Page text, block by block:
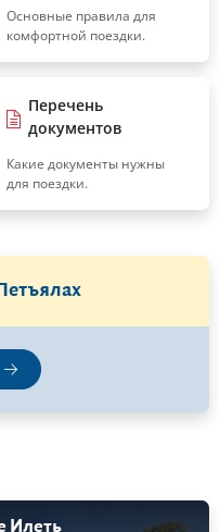
Основные правила для
комфортной поездки.
Перечень
документов
Какие документы нужны
для поездки.
Илеть